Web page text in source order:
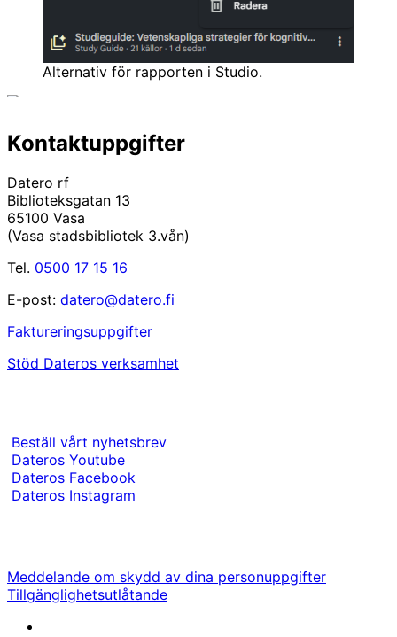
Alternativ för rapporten i Studio.
Kontaktuppgifter
Datero rf
Biblioteksgatan 13
65100 Vasa
(Vasa stadsbibliotek 3.vån)
Tel. 0500 17 15 16
E-post: datero@datero.fi
Faktureringsuppgifter
Stöd Dateros verksamhet
Beställ vårt nyhetsbrev
Dateros Youtube
Dateros Facebook
Dateros Instagram
Meddelande om skydd av dina personuppgifter
Tillgänglighetsutlåtande